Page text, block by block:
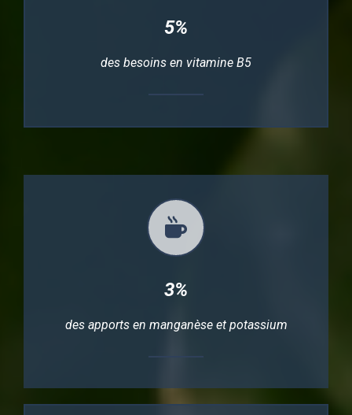
5%
des besoins en vitamine B5
3%
des apports en manganèse et potassium